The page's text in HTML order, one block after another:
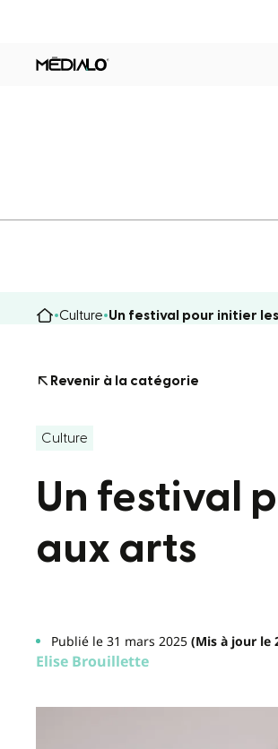
Culture Un festival pour initier
Revenir à la catégorie
Culture
Un festival
aux arts
Publié le 31 mars 2025(Mis à jour le
Elise Brouillette